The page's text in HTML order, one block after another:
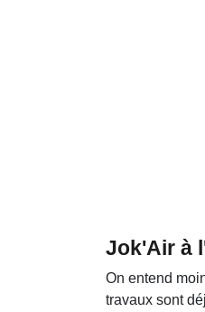
Jok'Air à
On entend
travaux sont